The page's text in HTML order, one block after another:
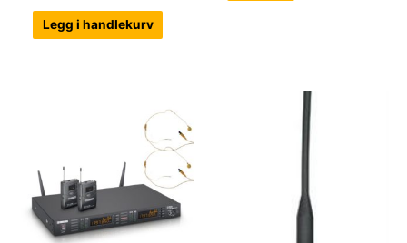
Legg i handlekurv